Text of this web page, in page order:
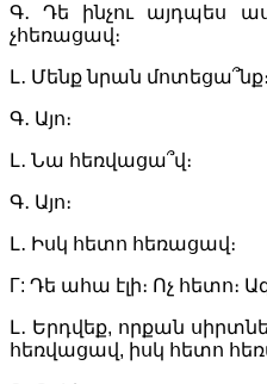
Գ․ Դե ինչու այդպես
չհեռացավ։
Լ․ Մենք նրան մոտեցա՞նք։
Գ․ Այո։
Լ․ Նա հեռվացա՞վ։
Գ․ Այո։
Լ․ Իսկ հետո հեռացավ։
Г: Դե ահա էլի։ Ոչ հետո։
Լ․ Երդվեք, որքան
հեռվացավ, իսկ հետո